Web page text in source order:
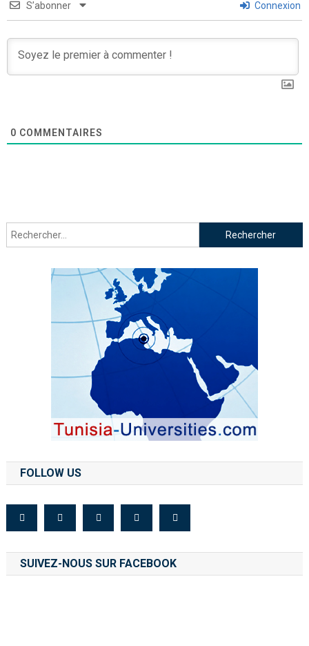
S’abonner Connexion
0 COMMENTAIRES
FOLLOW US
SUIVEZ-NOUS SUR FACEBOOK